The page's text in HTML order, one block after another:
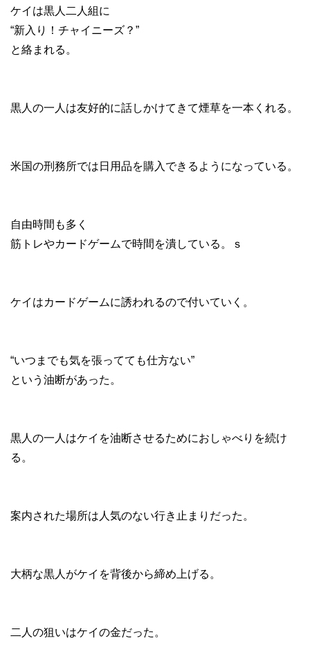
ケイは黒人二人組に
“新入り！チャイニーズ？”
と絡まれる。
黒人の一人は友好的に話しかけてきて煙草を一本くれる。
米国の刑務所では日用品を購入できるようになっている。
自由時間も多く
筋トレやカードゲームで時間を潰している。ｓ
ケイはカードゲームに誘われるので付いていく。
“いつまでも気を張ってても仕方ない”
という油断があった。
黒人の一人はケイを油断させるためにおしゃべりを続け
る。
案内された場所は人気のない行き止まりだった。
大柄な黒人がケイを背後から締め上げる。
二人の狙いはケイの金だった。